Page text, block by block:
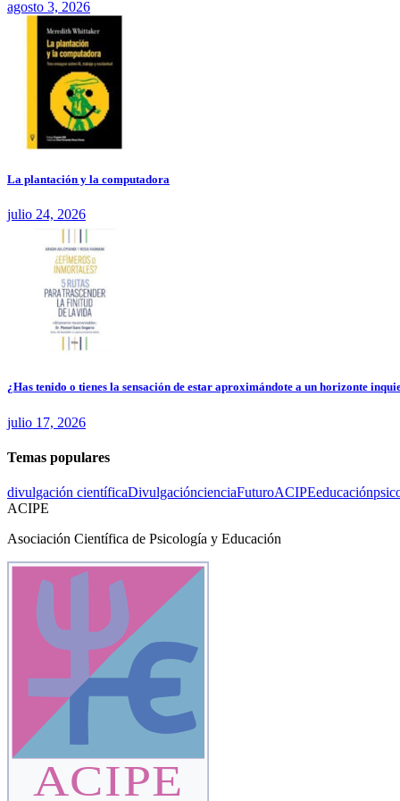
agosto 3, 2026
La plantación y la computadora
julio 24, 2026
¿Has tenido o tienes la sensación de estar aproximándote a un horizonte
julio 17, 2026
Temas populares
divulgación científicaDivulgacióncienciaFuturoACIPEeducación
ACIPE
Asociación Científica de Psicología y Educación
ACIPE